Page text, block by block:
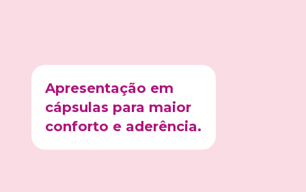
Apresentação em
cápsulas para maior
conforto e aderência.